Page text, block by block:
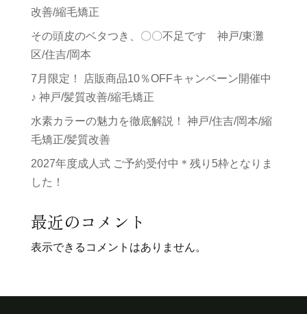
改善/縮毛矯正
その頭皮のベタつき、〇〇不足です 神戸/東灘
区/住吉/岡本
7月限定！ 店販商品10％OFFキャンペーン開催中
♪ 神戸/髪質改善/縮毛矯正
水素カラーの魅力を徹底解説！ 神戸/住吉/岡本/縮
毛矯正/髪質改善
2027年度成人式 ご予約受付中＊残り5枠となりま
した！
最近のコメント
表示できるコメントはありません。